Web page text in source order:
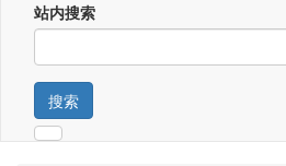
站内搜索
搜索